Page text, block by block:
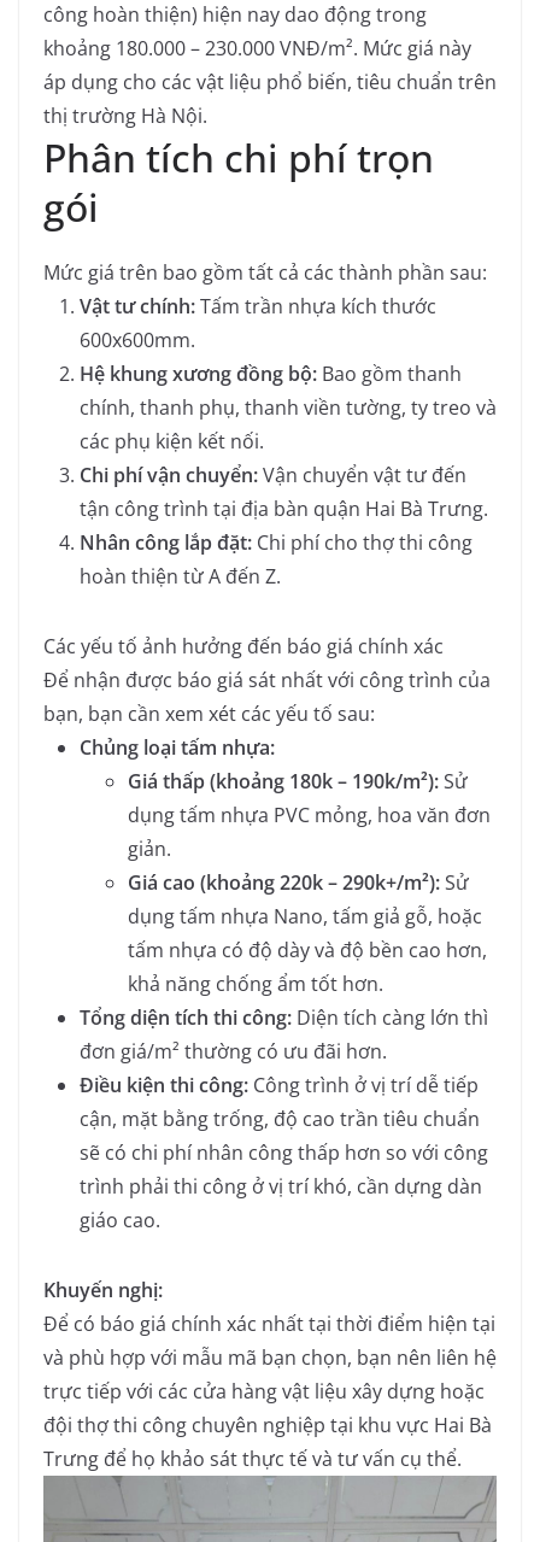
công hoàn thiện) hiện nay dao động trong
khoảng 180.000 – 230.000 VNĐ/m². Mức giá này
áp dụng cho các vật liệu phổ biến, tiêu chuẩn trên
thị trường Hà Nội.
Phân tích chi phí trọn
gói
Mức giá trên bao gồm tất cả các thành phần sau:
Vật tư chính:Tấm trần nhựa kích thước
600x600mm.
Hệ khung xương đồng bộ: Bao gồm thanh
chính, thanh phụ, thanh viền tường, ty treo và
các phụ kiện kết nối.
Chi phí vận chuyển:Vận chuyển vật tư đến
tận công trình tại địa bàn quận Hai Bà Trưng.
Nhân công lắp đặt: Chi phí cho thợ thi công
hoàn thiện từ A đến Z.
Các yếu tố ảnh hưởng đến báo giá chính xác
Để nhận được báo giá sát nhất với công trình của
bạn, bạn cần xem xét các yếu tố sau:
Chủng loại tấm nhựa:
Giá thấp (khoảng 180k – 190k/m²):Sử
dụng tấm nhựa PVC mỏng, hoa văn đơn
giản.
Giá cao (khoảng 220k – 290k+/m²):Sử
dụng tấm nhựa Nano, tấm giả gỗ, hoặc
tấm nhựa có độ dày và độ bền cao hơn,
khả năng chống ẩm tốt hơn.
Tổng diện tích thi công: Diện tích càng lớn thì
đơn giá/m² thường có ưu đãi hơn.
Điều kiện thi công: Công trình ở vị trí dễ tiếp
cận, mặt bằng trống, độ cao trần tiêu chuẩn
sẽ có chi phí nhân công thấp hơn so với công
trình phải thi công ở vị trí khó, cần dựng dàn
giáo cao.
Khuyến nghị:
Để có báo giá chính xác nhất tại thời điểm hiện tại
và phù hợp với mẫu mã bạn chọn, bạn nên liên hệ
trực tiếp với các cửa hàng vật liệu xây dựng hoặc
đội thợ thi công chuyên nghiệp tại khu vực Hai Bà
Trưng để họ khảo sát thực tế và tư vấn cụ thể.